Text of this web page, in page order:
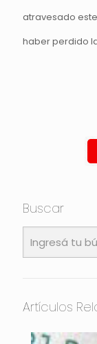
atravesado
haber perdido
Buscar
Artículos